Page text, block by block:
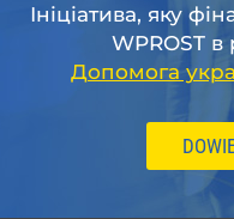
Ініціатива, яку
WPROST
Допомога